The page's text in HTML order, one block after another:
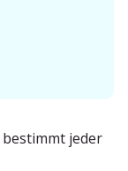
bestimmt jeder